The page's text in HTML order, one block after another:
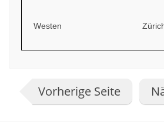
Westen
Vorherige Seite